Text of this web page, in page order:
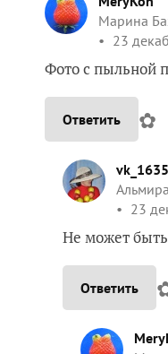
Марина
23
Фото с пыльной
Ответить ✿
23
Не может
Ответить